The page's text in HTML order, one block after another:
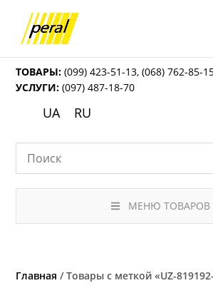
ТОВАРЫ: (099) 423-51-13,(068) 762-85-
УСЛУГИ: (097) 487-18-70
UA RU
МЕНЮ ТОВАРОВ
Главная / Товары с меткой «UZ-